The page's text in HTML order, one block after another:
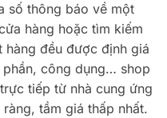
số thông báo về một
hàng hoặc tìm kiếm
đều được định giá
công dụng… shop
tiếp từ nhà cung ứng
tầm giá thấp nhất.